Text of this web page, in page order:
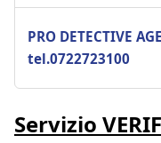
PRO DETECTIVE
tel.0722723100
Servizio